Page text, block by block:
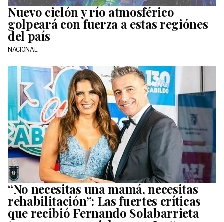
Nuevo ciclón y río atmosférico
golpeará con fuerza a estas regiónes
del país
NACIONAL
“No necesitas una mamá, necesitas
rehabilitación”: Las fuertes críticas
que recibió Fernando Solabarrieta